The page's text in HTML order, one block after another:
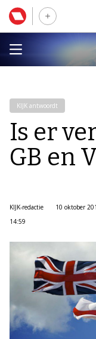
KIJK antwoordt
Is er
GB en
KIJK-redactie
10 oktober
14:59